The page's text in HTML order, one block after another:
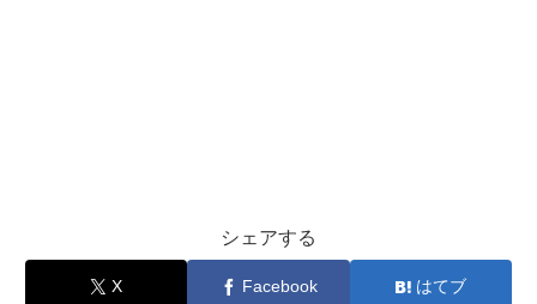
シェアする
X Facebook はてブ